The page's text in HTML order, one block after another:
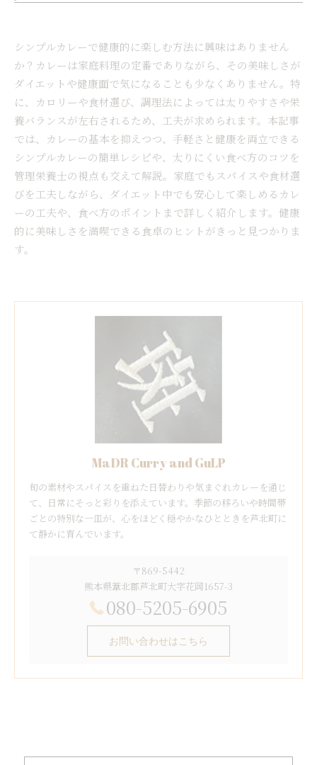
シンプルカレーで健康的に楽しむ方法に興味はありません
か？カレーは家庭料理の定番でありながら、その美味しさが
ダイエットや健康面で気になることも少なくありません。特
に、カロリーや食材選び、調理法によっては太りやすさや栄
養バランスが左右されるため、工夫が求められます。本記事
では、カレーの基本を抑えつつ、手軽さと健康を両立できる
シンプルカレーの簡単レシピや、太りにくい食べ方のコツを
管理栄養士の視点も交えて解説。家庭でもスパイスや食材選
びを工夫しながら、ダイエット中でも安心して楽しめるカレ
ーの工夫や、食べ方のポイントまで詳しく紹介します。健康
的に美味しさを満喫できる食卓のヒントがきっと見つかりま
す。
MaDR Curry and GuLP
旬の素材やスパイスを重ねた日替わりや気まぐれカレーを通じ
て、日常にそっと彩りを添えています。季節の移ろいや時間帯
ごとの特別な一皿が、心をほどく穏やかなひとときを芦北町に
て静かに育んでいます。
〒869-5442
熊本県葦北郡芦北町大字花岡1657-3
080-5205-6905
お問い合わせはこちら